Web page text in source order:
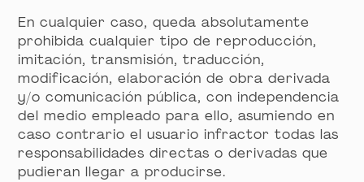
En cualquier caso, queda absolutamente
prohibida cualquier tipo de reproducción,
imitación, transmisión, traducción,
modificación, elaboración de obra derivada
y/o comunicación pública, con independencia
del medio empleado para ello, asumiendo en
caso contrario el usuario infractor todas las
responsabilidades directas o derivadas que
pudieran llegar a producirse.